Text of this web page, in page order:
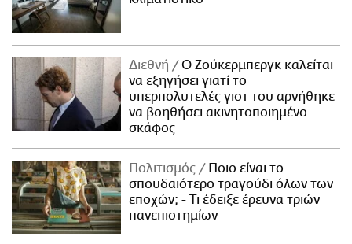
Διεθνή
Ο Ζούκερμπεργκ καλείται
να εξηγήσει γιατί το
υπερπολυτελές γιοτ του αρνήθηκε
να βοηθήσει ακινητοποιημένο
σκάφος
Πολιτισμός
Ποιο είναι το
σπουδαιότερο τραγούδι όλων των
εποχών; - Τι έδειξε έρευνα τριών
πανεπιστημίων